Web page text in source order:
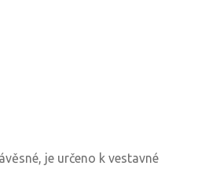
je určeno k vestavné